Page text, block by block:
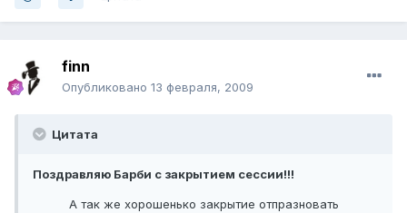
finn
Опубликовано 13 февраля, 2009
Цитата
Поздравляю Барби с закрытием сессии!!!
А так же хорошенько закрытие отпразновать